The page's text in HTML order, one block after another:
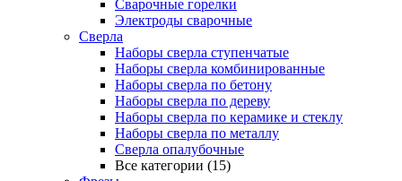
Сварочные горелки
Электроды сварочные
Сверла
Наборы cверла ступенчатые
Наборы сверла комбинированные
Наборы сверла по бетону
Наборы сверла по дереву
Наборы сверла по керамике и стеклу
Наборы сверла по металлу
Сверла опалубочные
Все категории (15)